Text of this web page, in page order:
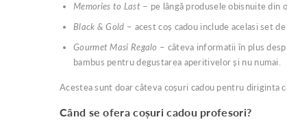
Memories to Last– pe lângă produsele obisnuite din
Black & Gold – acest coș cadou include acelasi set
Gourmet Masi Regalo – câteva informatii în plus
bambus pentru degustarea aperitivelor și nu numai.
Acestea sunt doar câteva coșuri cadou pentru diriginta
Când se ofera coșuri cadou profesori?